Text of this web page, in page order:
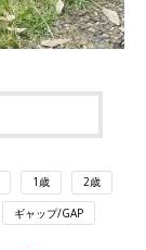
1歳 2歳
ギャップ/GAP